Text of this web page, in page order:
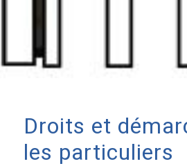
Droits et
les particuliers